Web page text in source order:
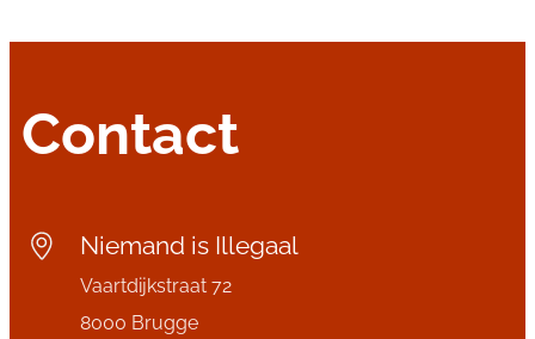
Contact
Niemand is Illegaal
Vaartdijkstraat 72
8000 Brugge